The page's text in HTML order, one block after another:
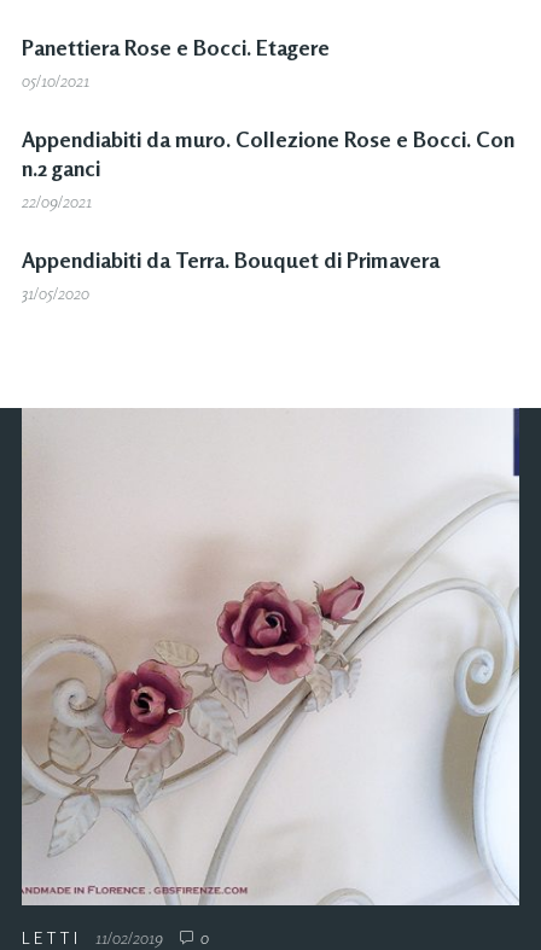
Panettiera Rose e Bocci. Etagere
05/10/2021
Appendiabiti da muro. Collezione Rose e Bocci. Con
n.2 ganci
22/09/2021
Appendiabiti da Terra. Bouquet di Primavera
31/05/2020
LETTI 11/02/2019 0